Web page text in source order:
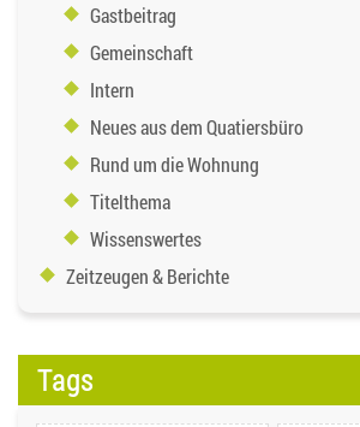
Gastbeitrag
Gemeinschaft
Intern
Neues aus dem Quatiersbüro
Rund um die Wohnung
Titelthema
Wissenswertes
Zeitzeugen & Berichte
Tags